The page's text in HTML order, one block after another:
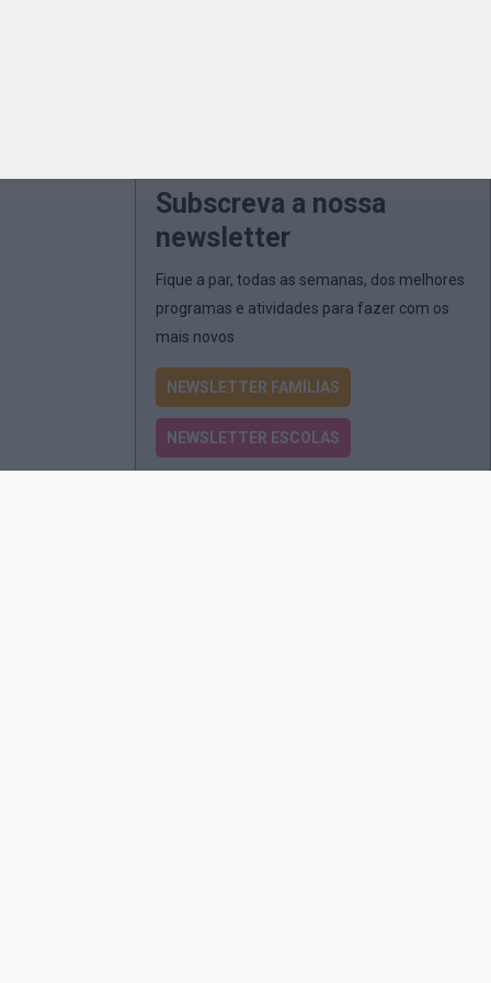
Subscreva a nossa
newsletter
Fique a par, todas as semanas, dos melhores
programas e atividades para fazer com os
mais novos
NEWSLETTER FAMÍLIAS
NEWSLETTER ESCOLAS